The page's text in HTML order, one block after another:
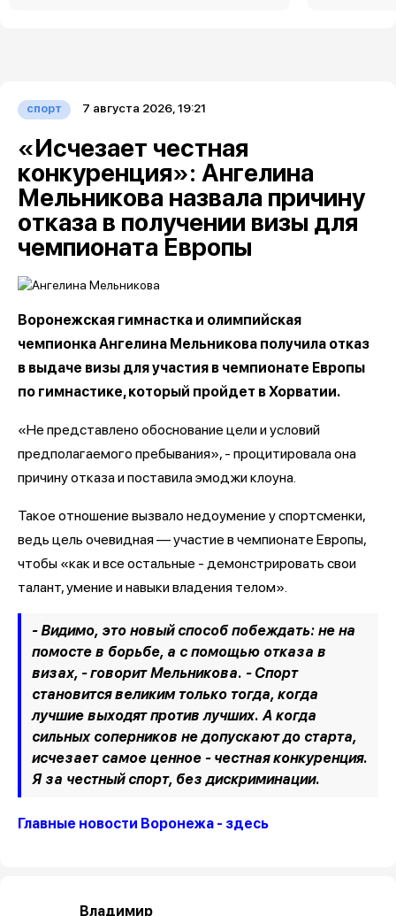
спорт 7 августа 2026, 19:21
«Исчезает честная
конкуренция»: Ангелина
Мельникова назвала причину
отказа в получении визы для
чемпионата Европы
Воронежская гимнастка и олимпийская
чемпионка Ангелина Мельникова получила отказ
в выдаче визы для участия в чемпионате Европы
по гимнастике, который пройдет в Хорватии.
«Не представлено обоснование цели и условий
предполагаемого пребывания», - процитировала она
причину отказа и поставила эмоджи клоуна.
Такое отношение вызвало недоумение у спортсменки,
ведь цель очевидная — участие в чемпионате Европы,
чтобы «как и все остальные - демонстрировать свои
талант, умение и навыки владения телом».
- Видимо, это новый способ побеждать: не на
помосте в борьбе, а с помощью отказа в
визах, - говорит Мельникова. - Спорт
становится великим только тогда, когда
лучшие выходят против лучших. А когда
сильных соперников не допускают до старта,
исчезает самое ценное - честная конкуренция.
Я за честный спорт, без дискриминации.
Главные новости Воронежа - здесь
Владимир